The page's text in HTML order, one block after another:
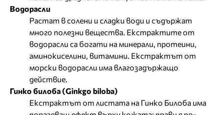
Водорасли
Растат в солени и сладки води и съдържат
много полезни вещества. Екстрактите от
водорасли са богати на минерали, протеини,
аминокиселини, витамини. Eкстрактът от
морски водорасли има влагозадържащо
действие.
Гинко билоба (Ginkgo biloba)
Екстрактът от листата на Гинко Билоба има